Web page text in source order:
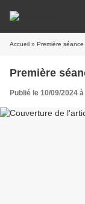
Accueil » Première
Première
Publié le 10/09/2024